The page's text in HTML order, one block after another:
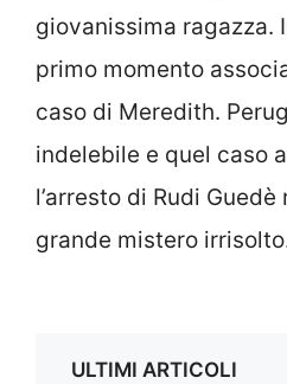
giovanissima ragazza.
primo momento
caso di Meredith.
indelebile e quel caso
l’arresto di Rudi
grande mistero
ULTIMI ARTICOLI